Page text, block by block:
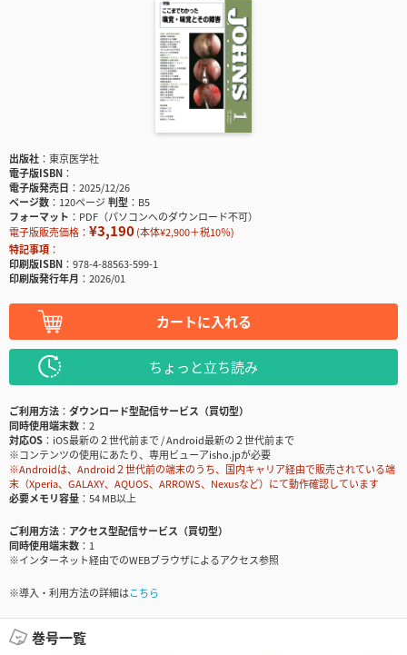
出版社
東京医学社
電子版ISBN
電子版発売日
2025/12/26
ページ数
120ページ判型
B5
フォーマット
PDF（パソコンへのダウンロード不可）
電子版販売価格： ¥3,190(本体¥2,900＋税10％)
特記事項
印刷版ISBN
978-4-88563-599-1
印刷版発行年月
2026/01
カートに入れる
ちょっと立ち読み
ご利用方法
ダウンロード型配信サービス（買切型）
同時使用端末数
2
対応OS
iOS最新の２世代前まで / Android最新の２世代前まで
※コンテンツの使用にあたり、専用ビューアisho.jpが必要
※Androidは、Android２世代前の端末のうち、国内キャリア経由で販売されている端
末（Xperia、GALAXY、AQUOS、ARROWS、Nexusなど）にて動作確認しています
必要メモリ容量
54 MB以上
ご利用方法
アクセス型配信サービス（買切型）
同時使用端末数
1
※インターネット経由でのWEBブラウザによるアクセス参照
※導入・利用方法の詳細はこちら
巻号一覧